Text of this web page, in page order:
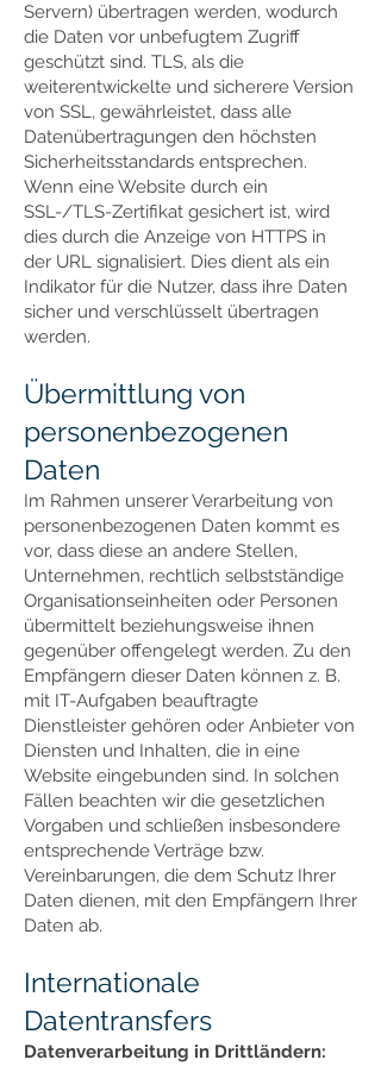
Servern) übertragen werden, wodurch
die Daten vor unbefugtem Zugriff
geschützt sind. TLS, als die
weiterentwickelte und sicherere Version
von SSL, gewährleistet, dass alle
Datenübertragungen den höchsten
Sicherheitsstandards entsprechen.
Wenn eine Website durch ein
SSL-/TLS-Zertifikat gesichert ist, wird
dies durch die Anzeige von HTTPS in
der URL signalisiert. Dies dient als ein
Indikator für die Nutzer, dass ihre Daten
sicher und verschlüsselt übertragen
werden.
Übermittlung von
personenbezogenen
Daten
Im Rahmen unserer Verarbeitung von
personenbezogenen Daten kommt es
vor, dass diese an andere Stellen,
Unternehmen, rechtlich selbstständige
Organisationseinheiten oder Personen
übermittelt beziehungsweise ihnen
gegenüber offengelegt werden. Zu den
Empfängern dieser Daten können z. B.
mit IT-Aufgaben beauftragte
Dienstleister gehören oder Anbieter von
Diensten und Inhalten, die in eine
Website eingebunden sind. In solchen
Fällen beachten wir die gesetzlichen
Vorgaben und schließen insbesondere
entsprechende Verträge bzw.
Vereinbarungen, die dem Schutz Ihrer
Daten dienen, mit den Empfängern Ihrer
Daten ab.
Internationale
Datentransfers
Datenverarbeitung in Drittländern: